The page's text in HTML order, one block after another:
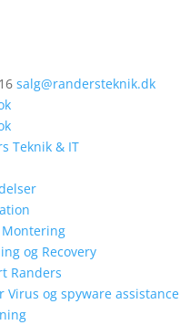
salg@randersteknik.dk
Montering
og Recovery
Randers
Virus og spyware assistance